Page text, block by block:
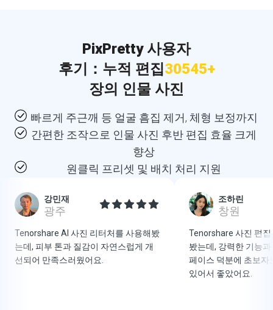
PixPretty 사용자
후기： 누적 편집30545+
장의 인물 사진
빠르게 주근깨 등 얼굴 흠집 제거, 체형 보정까지
간편한 조작으로 인물 사진 후반 편집 효율 크게
향상
원클릭 프리셋 및 배치 처리 지원
강민재
광주
Tenorshare AI 사진 리터처를 사용해봤
는데, 피부 톤과 질감이 자연스럽게 개
선되어 만족스러웠어요.
조하린
창원
Tenorshare 사진 편
봤는데, 강력한 기능
페이스 덕분에 초보자
있어서 좋았어요.